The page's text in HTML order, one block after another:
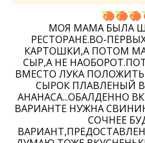
МОЯ МАМА БЫЛА
РЕСТОРАНЕ.ВО-
КАРТОШКИ,А ПОТОМ
СЫР,А НЕ
ВМЕСТО ЛУКА
СЫРОК ПЛАВЛЕНЫЙ
АНАНАСА...ОБАЛДЕННО
ВАРИАНТЕ НУЖНА
СОЧНЕЕ